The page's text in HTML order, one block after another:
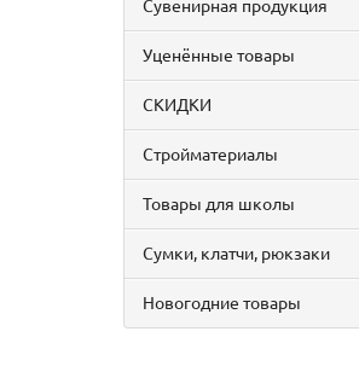
Сувенирная продукция
Уценённые товары
СКИДКИ
Стройматериалы
Товары для школы
Сумки, клатчи, рюкзаки
Новогодние товары